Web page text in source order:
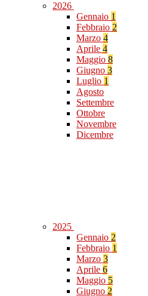
2026
Gennaio 1
Febbraio 2
Marzo 4
Aprile 4
Maggio 8
Giugno 3
Luglio 1
Agosto
Settembre
Ottobre
Novembre
Dicembre
2025
Gennaio 2
Febbraio 1
Marzo 3
Aprile 6
Maggio 5
Giugno 2